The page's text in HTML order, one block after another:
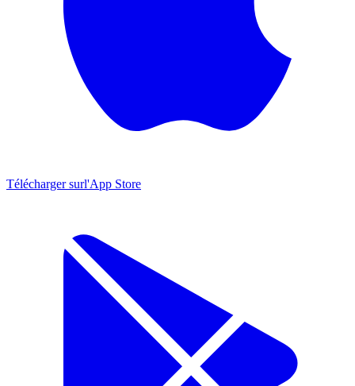
Télécharger surl'App Store